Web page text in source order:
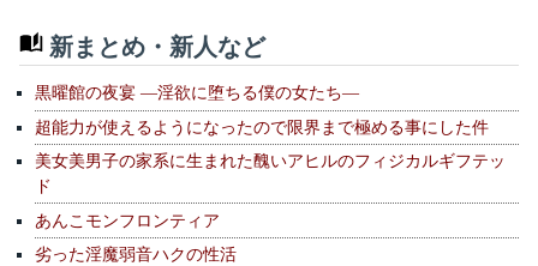
新まとめ・新人など
黒曜館の夜宴 —淫欲に堕ちる僕の女たち—
超能力が使えるようになったので限界まで極める事にした件
美女美男子の家系に生まれた醜いアヒルのフィジカルギフテッ
ド
あんこモンフロンティア
劣った淫魔弱音ハクの性活